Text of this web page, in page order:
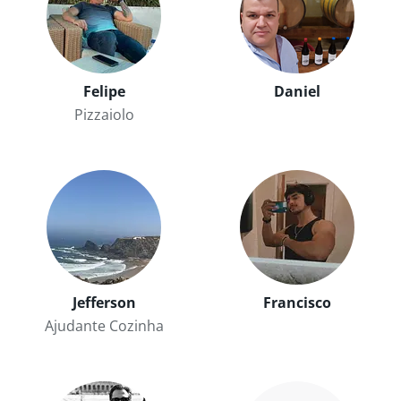
Felipe
Pizzaiolo
Daniel
Jefferson
Ajudante Cozinha
Francisco